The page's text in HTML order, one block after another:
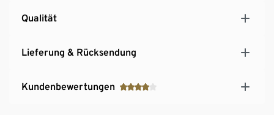
Qualität
Lieferung & Rücksendung
Kundenbewertungen